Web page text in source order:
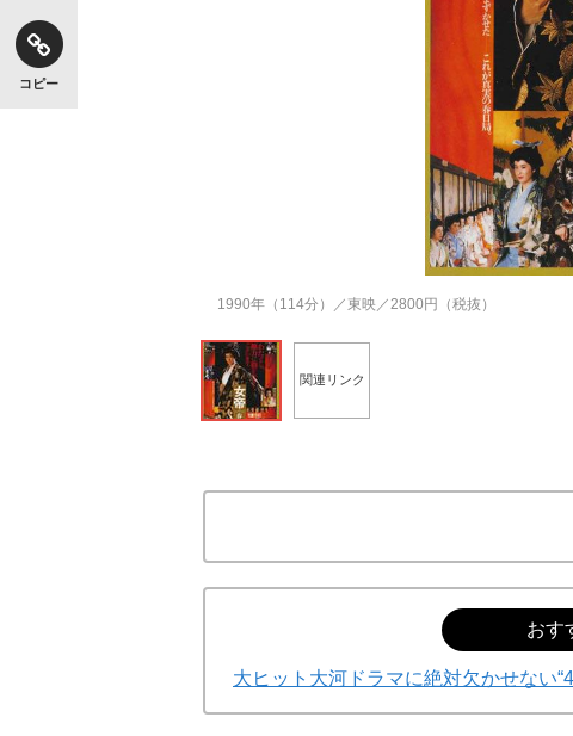
コピー
1990年（114分）／東映／2800円（税抜）
関連リンク
おす
大ヒット大河ドラマに絶対欠かせない